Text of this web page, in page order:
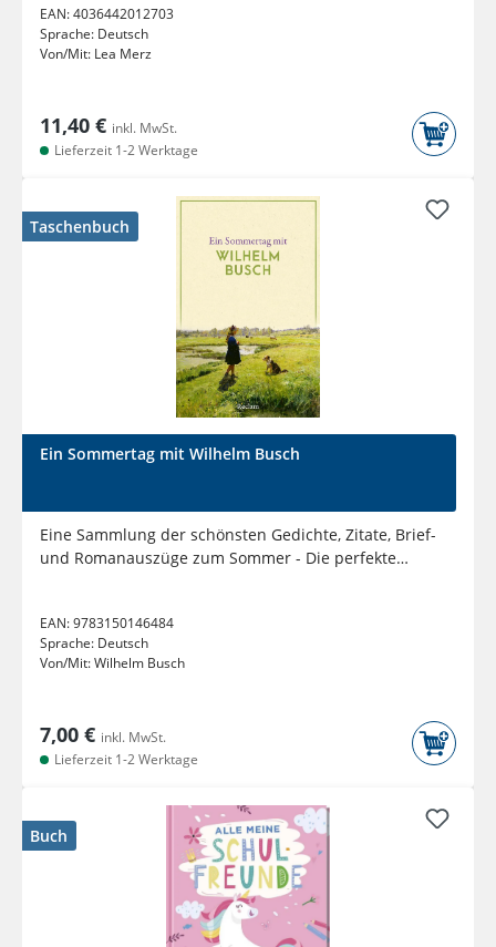
EAN:4036442012703
Sprache: Deutsch
Von/Mit: Lea Merz
11,40 € inkl. MwSt.
Lieferzeit 1-2 Werktage
Taschenbuch
Ein Sommertag mit Wilhelm Busch
Eine Sammlung der schönsten Gedichte, Zitate, Brief-
und Romanauszüge zum Sommer - Die perfekte
EAN:9783150146484
Sprache: Deutsch
Von/Mit:Wilhelm Busch
7,00 € inkl. MwSt.
Lieferzeit 1-2 Werktage
Buch